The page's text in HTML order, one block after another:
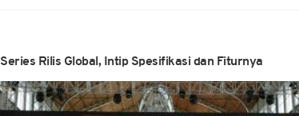
Series Rilis Global, Intip Spesifikasi dan Fiturnya